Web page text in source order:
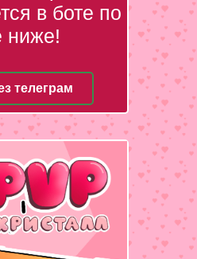
в боте по
ниже!
телеграм